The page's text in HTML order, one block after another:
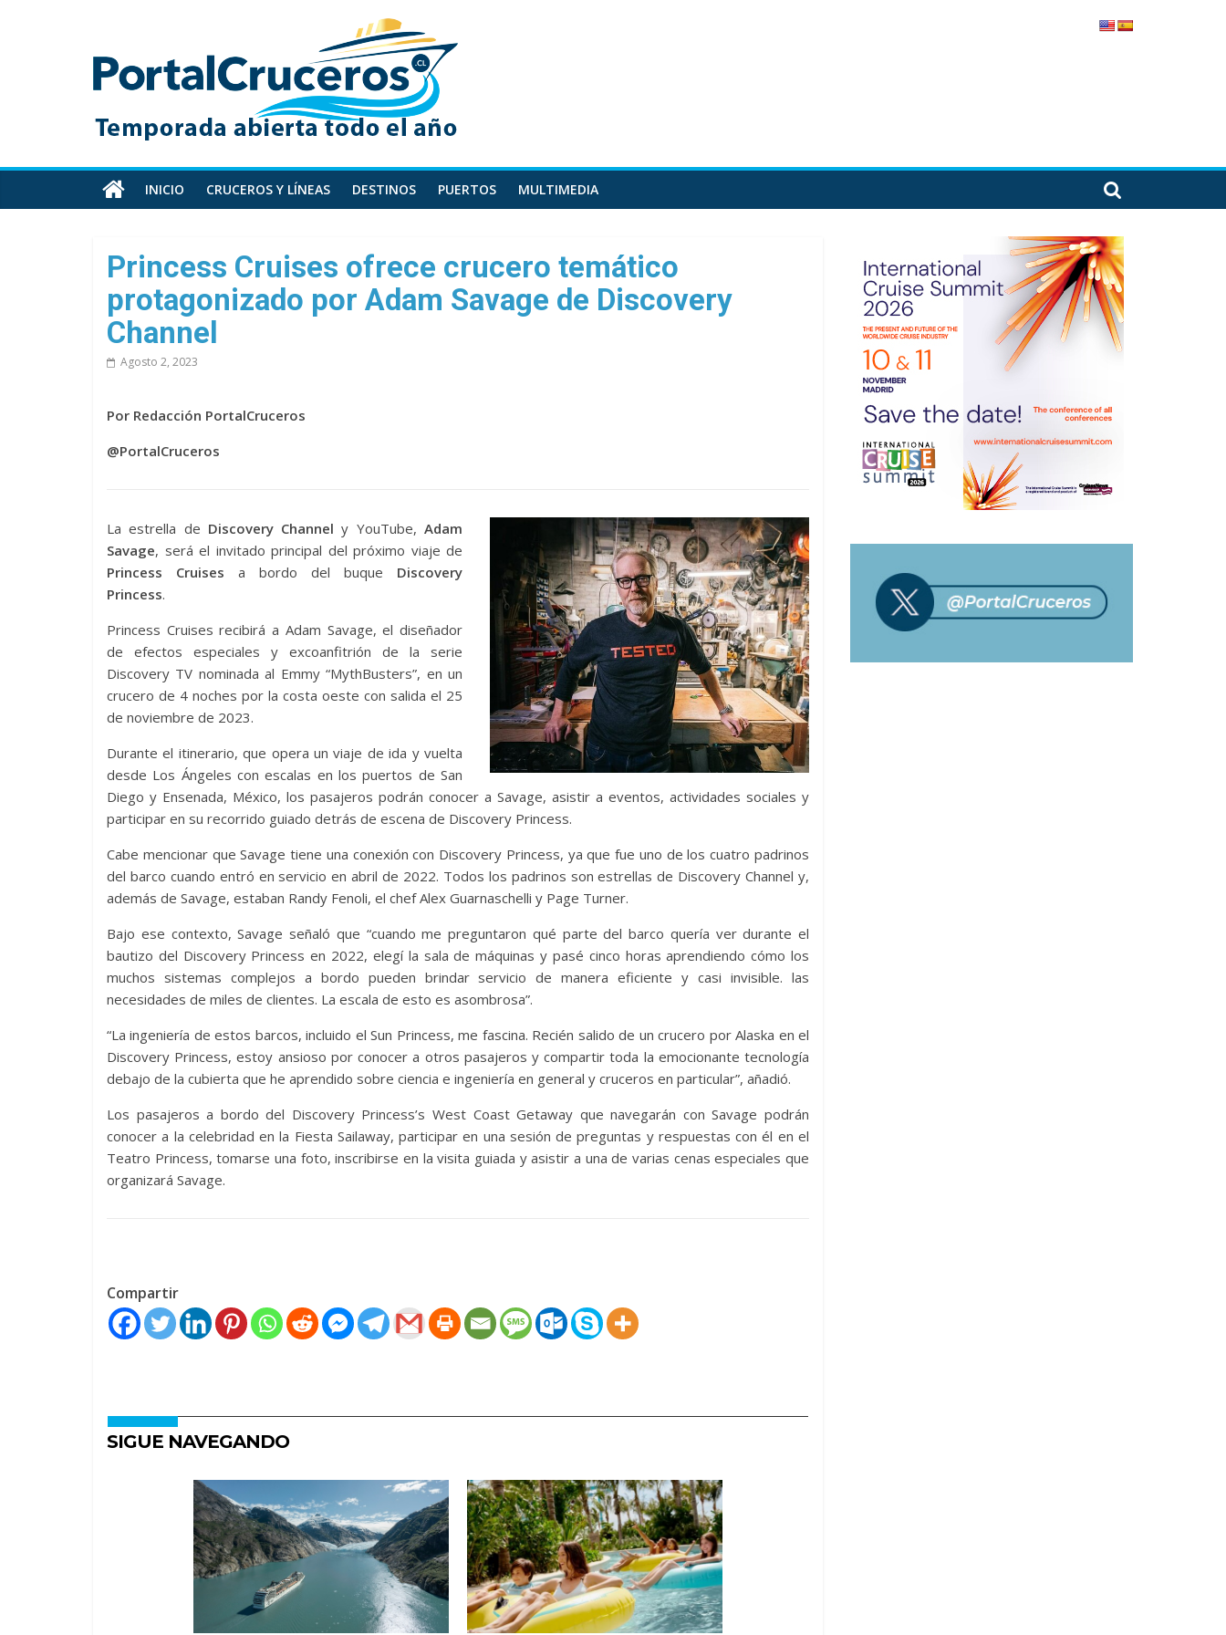
PortalCruceros
Toda
información
cruceros
en
un
sitio
INICIO CRUCEROS Y LÍNEAS DESTINOS PUERTOS MULTIMEDIA
Princess Cruises ofrece crucero temático
protagonizado por Adam Savage de Discovery
Channel
Agosto 2, 2023
Por Redacción PortalCruceros
@PortalCruceros
La estrella de Discovery Channel y YouTube,Adam
Savage, será el invitado principal del próximo viaje de
Princess Cruises a bordo del buque Discovery
Princess.
Princess Cruises recibirá a Adam Savage, el diseñador
de efectos especiales y excoanfitrión de la serie
Discovery TV nominada al Emmy “MythBusters”, en un
crucero de 4 noches por la costa oeste con salida el 25
de noviembre de 2023.
Durante el itinerario, que opera un viaje de ida y vuelta
desde Los Ángeles con escalas en los puertos de San
Diego y Ensenada, México, los pasajeros podrán conocer a Savage, asistir a eventos, actividades sociales y
participar en su recorrido guiado detrás de escena de Discovery Princess.
Cabe mencionar que Savage tiene una conexión con Discovery Princess, ya que fue uno de los cuatro padrinos
del barco cuando entró en servicio en abril de 2022. Todos los padrinos son estrellas de Discovery Channel y,
además de Savage, estaban Randy Fenoli, el chef Alex Guarnaschelli y Page Turner.
Bajo ese contexto, Savage señaló que “cuando me preguntaron qué parte del barco quería ver durante el
bautizo del Discovery Princess en 2022, elegí la sala de máquinas y pasé cinco horas aprendiendo cómo los
muchos sistemas complejos a bordo pueden brindar servicio de manera eficiente y casi invisible. las
necesidades de miles de clientes. La escala de esto es asombrosa”.
“La ingeniería de estos barcos, incluido el Sun Princess, me fascina. Recién salido de un crucero por Alaska en el
Discovery Princess, estoy ansioso por conocer a otros pasajeros y compartir toda la emocionante tecnología
debajo de la cubierta que he aprendido sobre ciencia e ingeniería en general y cruceros en particular”, añadió.
Los pasajeros a bordo del Discovery Princess’s West Coast Getaway que navegarán con Savage podrán
conocer a la celebridad en la Fiesta Sailaway, participar en una sesión de preguntas y respuestas con él en el
Teatro Princess, tomarse una foto, inscribirse en la visita guiada y asistir a una de varias cenas especiales que
organizará Savage.
Compartir
SIGUE NAVEGANDO